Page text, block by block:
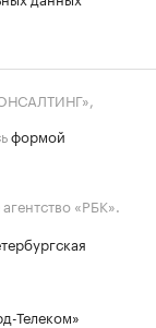
формой
«РБК».
Телеком»